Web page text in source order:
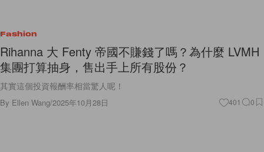
Fashion
Rihanna 大 Fenty 帝國不賺錢了嗎？為什麼 LVMH
集團打算抽身，售出手上所有股份？
其實這個投資報酬率相當驚人呢！
By Ellen Wang/2025年10月28日 401 0